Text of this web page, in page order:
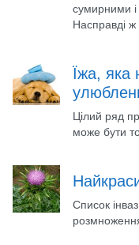
сумирними і
Насправді ж
Їжа, яка
Цілий ряд
може бути
Список